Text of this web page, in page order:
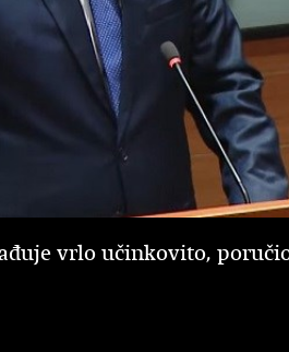
vrlo učinkovito,